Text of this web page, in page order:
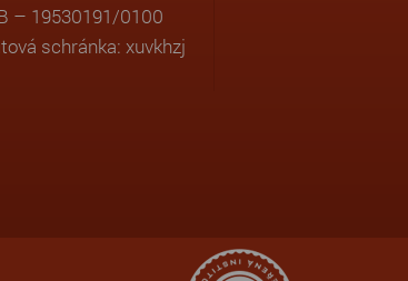
– 19530191/0100
schránka: xuvkhzj